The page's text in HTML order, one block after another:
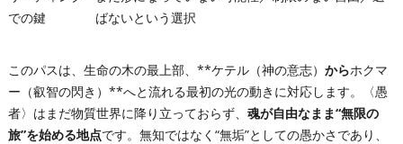
での鍵
ばないという選択
このパスは、生命の木の最上部、**ケテル（神の意志） からホクマ
ー（叡智の閃き）**へと流れる最初の光の動きに対応します。〈愚
者〉はまだ物質世界に降り立っておらず、 魂が自由なまま“無限の
旅”を始める地点です。無知ではなく“無垢”としての愚かさであり、